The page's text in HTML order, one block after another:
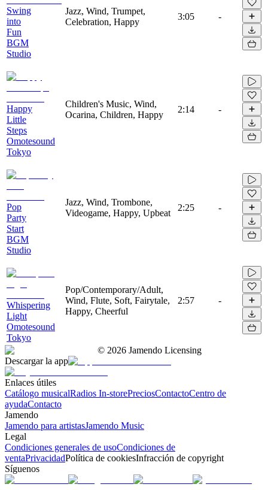
Swing
into
Fun
BGM
Studio
Jazz, Wind, Trumpet,
Celebration, Happy
3:05 -
Happy
Little
Steps
Omotesound
Tokyo
Children's Music, Wind,
Ocarina, Children, Happy
2:14 -
Pop
Party
Start
BGM
Studio
Jazz, Wind, Trombone,
Videogame, Happy, Upbeat
2:25 -
Whispering
Light
Omotesound
Tokyo
Pop/Contemporary/Adult,
Wind, Flute, Soft, Fairytale,
Happy, Cheerful
2:57 -
© 2026 Jamendo Licensing
Descargar la app
Enlaces útiles
Catálogo musicalRadios In-storePreciosContactoCentro de
ayudaContacto
Jamendo
Jamendo para artistasJamendo Music
Legal
Condiciones generales de usoCondiciones de
ventaPrivacidadPolítica de cookiesInfracción de copyright
Síguenos